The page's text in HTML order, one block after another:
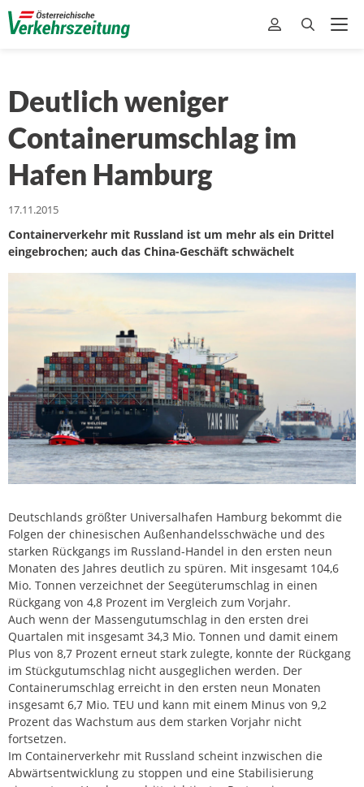
Deutlich weniger
Containerumschlag im
Hafen Hamburg
17.11.2015
Containerverkehr mit Russland ist um mehr als ein Drittel
eingebrochen; auch das China-Geschäft schwächelt
Deutschlands größter Universalhafen Hamburg bekommt die
Folgen der chinesischen Außenhandelsschwäche und des
starken Rückgangs im Russland-Handel in den ersten neun
Monaten des Jahres deutlich zu spüren. Mit insgesamt 104,6
Mio. Tonnen verzeichnet der Seegüterumschlag in einen
Rückgang von 4,8 Prozent im Vergleich zum Vorjahr.
Auch wenn der Massengutumschlag in den ersten drei
Quartalen mit insgesamt 34,3 Mio. Tonnen und damit einem
Plus von 8,7 Prozent erneut stark zulegte, konnte der Rückgang
im Stückgutumschlag nicht ausgeglichen werden. Der
Containerumschlag erreicht in den ersten neun Monaten
insgesamt 6,7 Mio. TEU und kann mit einem Minus von 9,2
Prozent das Wachstum aus dem starken Vorjahr nicht
fortsetzen.
Im Containerverkehr mit Russland scheint inzwischen die
Abwärtsentwicklung zu stoppen und eine Stabilisierung